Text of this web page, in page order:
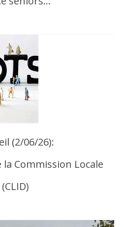
(2/06/26):
Commission Locale